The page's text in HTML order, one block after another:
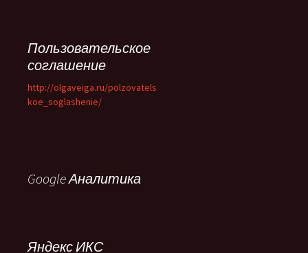
Пользовательское
соглашение
http://olgaveiga.ru/polzovatels
koe_soglashenie/
Google Аналитика
Яндекс ИКС